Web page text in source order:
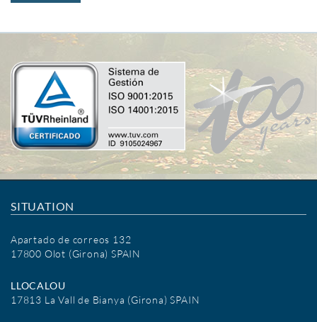
SITUATION
Apartado de correos 132
17800 Olot (Girona) SPAIN
LLOCALOU
17813 La Vall de Bianya (Girona) SPAIN